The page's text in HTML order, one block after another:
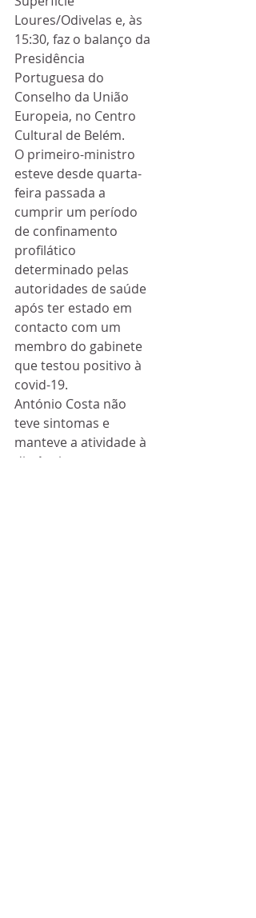
Loures/Odivelas e, às
15:30, faz o balanço da
Presidência
Portuguesa do
Conselho da União
Europeia, no Centro
Cultural de Belém.
O primeiro-ministro
esteve desde quarta-
feira passada a
cumprir um período
de confinamento
profilático
determinado pelas
autoridades de saúde
após ter estado em
contacto com um
membro do gabinete
que testou positivo à
covid-19.
António Costa não
teve sintomas e
manteve a atividade à
distância.